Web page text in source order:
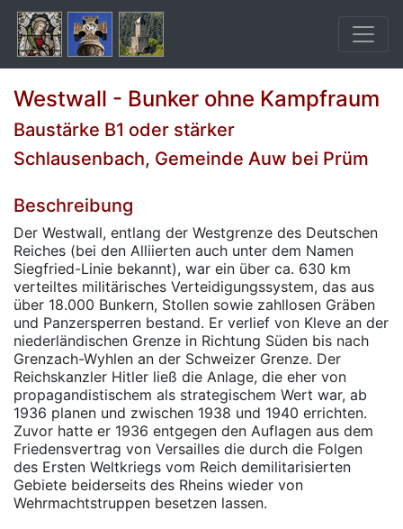
Westwall - Bunker ohne Kampfraum
Baustärke B1 oder stärker
Schlausenbach, Gemeinde Auw bei Prüm
Beschreibung
Der Westwall, entlang der Westgrenze des Deutschen
Reiches (bei den Alliierten auch unter dem Namen
Siegfried-Linie bekannt), war ein über ca. 630 km
verteiltes militärisches Verteidigungssystem, das aus
über 18.000 Bunkern, Stollen sowie zahllosen Gräben
und Panzersperren bestand. Er verlief von Kleve an der
niederländischen Grenze in Richtung Süden bis nach
Grenzach-Wyhlen an der Schweizer Grenze. Der
Reichskanzler Hitler ließ die Anlage, die eher von
propagandistischem als strategischem Wert war, ab
1936 planen und zwischen 1938 und 1940 errichten.
Zuvor hatte er 1936 entgegen den Auflagen aus dem
Friedensvertrag von Versailles die durch die Folgen
des Ersten Weltkriegs vom Reich demilitarisierten
Gebiete beiderseits des Rheins wieder von
Wehrmachtstruppen besetzen lassen.